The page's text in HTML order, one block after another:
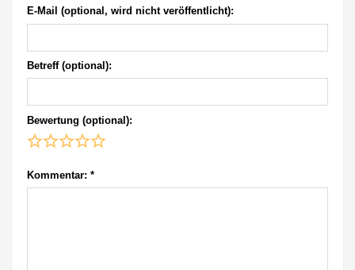
E-Mail (optional, wird nicht veröffentlicht):
Betreff (optional):
Bewertung (optional):
Kommentar: *